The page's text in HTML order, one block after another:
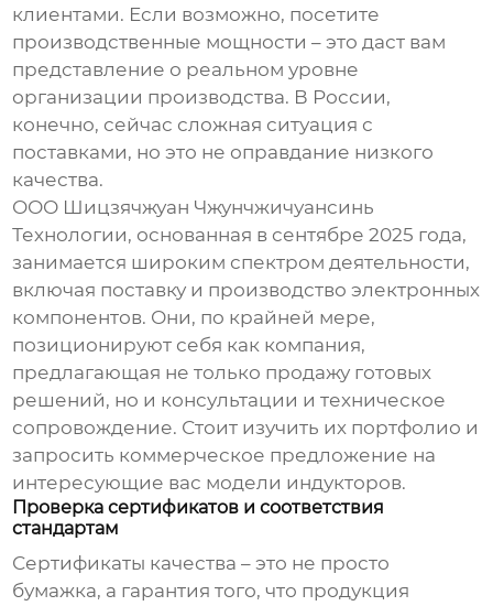
клиентами. Если возможно, посетите
производственные мощности – это даст вам
представление о реальном уровне
организации производства. В России,
конечно, сейчас сложная ситуация с
поставками, но это не оправдание низкого
качества.
ООО Шицзячжуан Чжунчжичуансинь
Технологии, основанная в сентябре 2025 года,
занимается широким спектром деятельности,
включая поставку и производство электронных
компонентов. Они, по крайней мере,
позиционируют себя как компания,
предлагающая не только продажу готовых
решений, но и консультации и техническое
сопровождение. Стоит изучить их портфолио и
запросить коммерческое предложение на
интересующие вас модели индукторов.
Проверка сертификатов и соответствия
стандартам
Сертификаты качества – это не просто
бумажка, а гарантия того, что продукция